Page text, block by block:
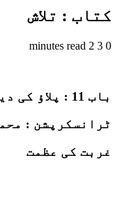
کتاب : تلاش
0
2 minutes read
باب 11 : پلاؤ کی دیگ
ٹرانسکرپشن :
غربت کی عظمت